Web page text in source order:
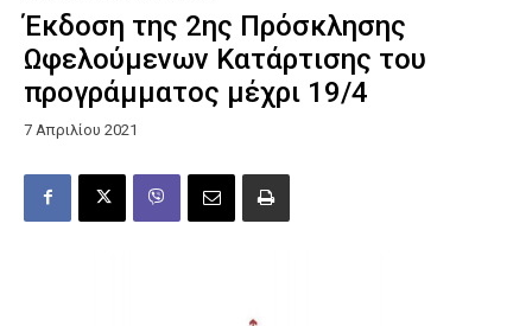
Έκδοση της 2ης Πρόσκλησης
Ωφελούμενων Κατάρτισης του
προγράμματος μέχρι 19/4
7 Απριλίου 2021